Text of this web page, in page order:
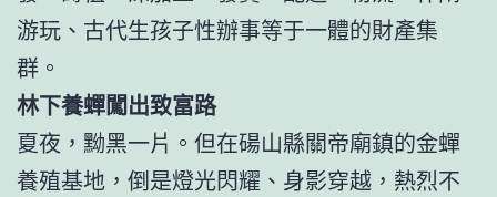
游玩、古代生孩子性辦事等于一體的財產集
群。
林下養蟬闖出致富路
夏夜，黝黑一片。但在碭山縣關帝廟鎮的金蟬
養殖基地，倒是燈光閃耀、身影穿越，熱烈不